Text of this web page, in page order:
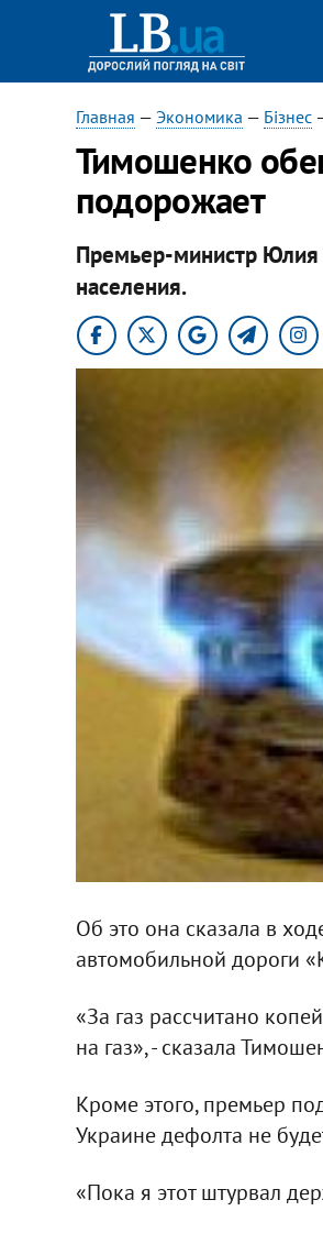
Главная — Экономика — Бізнес
Тимошенко
подорожает
Премьер-министр Юлия
населения.
Об это она сказала в
автомобильной дороги
«За газ рассчитано
на газ», - сказала
Кроме этого, премьер
Украине дефолта не
«Пока я этот штурвал